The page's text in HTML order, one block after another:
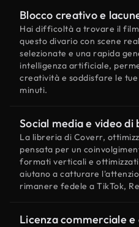
Blocco creativo e
Hai difficoltà a trovare il
questo divario con scene
selezionate e una rapida
intelligenza artificiale,
creatività e soddisfare le tue
minuti.
Social media e video
La libreria di Coverr,
pensata per un
formati verticali e
aiutano a catturare
rimanere fedele a TikTok,
Licenza commerciale